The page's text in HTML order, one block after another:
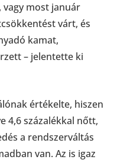
vagy most január
várt, és
kamat,
– jelentette ki
értékelte, hiszen
4,6 százalékkal nőtt,
a rendszerváltás
van. Az is igaz